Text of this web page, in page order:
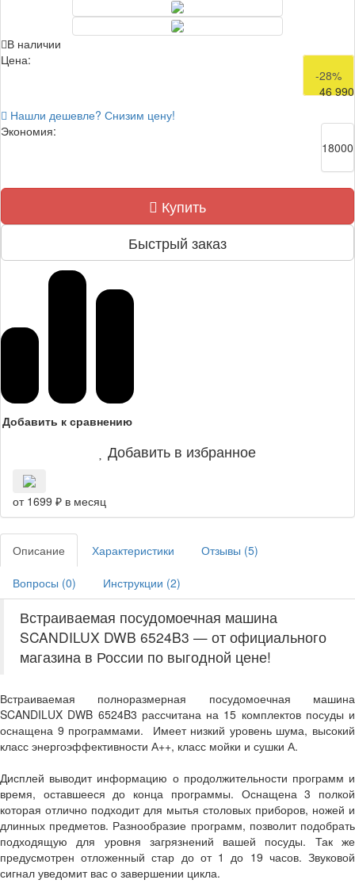
В наличии
Цена:
64 990
-28%
46 990
Нашли дешевле? Снизим цену!
Экономия:
18000
Купить
Быстрый заказ
Добавить к сравнению
Добавить в избранное
от 1699 ₽ в месяц
Описание Характеристики Отзывы (5)
Вопросы (0) Инструкции (2)
Встраиваемая посудомоечная машина
SCANDILUX DWB 6524B3 — от официального
магазина в России по выгодной цене!
Встраиваемая полноразмерная посудомоечная машина
SCANDILUX DWB 6524B3 рассчитана на 15 комплектов посуды и
оснащена 9 программами. Имеет низкий уровень шума, высокий
класс энергоэффективности А++, класс мойки и сушки А.
Дисплей выводит информацию о продолжительности программ и
время, оставшееся до конца программы. Оснащена 3 полкой
которая отлично подходит для мытья столовых приборов, ножей и
длинных предметов. Разнообразие программ, позволит подобрать
подходящую для уровня загрязнений вашей посуды. Так же
предусмотрен отложенный стар до от 1 до 19 часов. Звуковой
сигнал уведомит вас о завершении цикла.